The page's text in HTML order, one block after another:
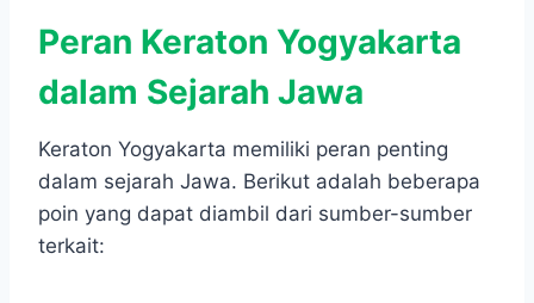
Peran Keraton Yogyakarta
dalam Sejarah Jawa
Keraton Yogyakarta memiliki peran penting
dalam sejarah Jawa. Berikut adalah beberapa
poin yang dapat diambil dari sumber-sumber
terkait: